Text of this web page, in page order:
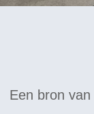
Een bron